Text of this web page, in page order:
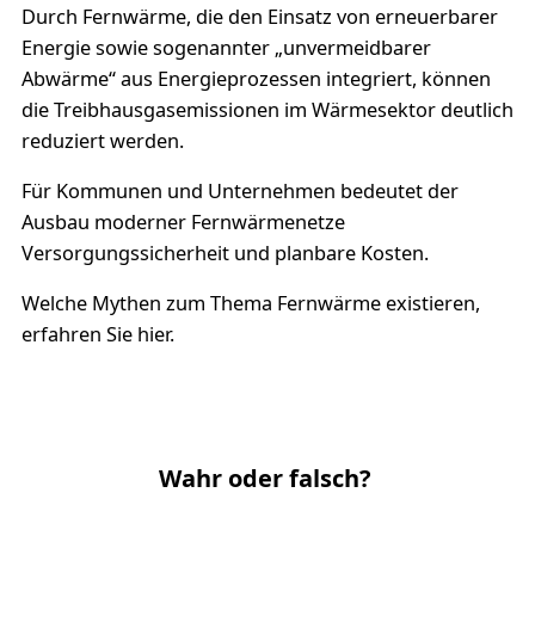
Durch Fernwärme, die den Einsatz von erneuerbarer
Energie sowie sogenannter „unvermeidbarer
Abwärme“ aus Energieprozessen integriert, können
die Treibhausgasemissionen im Wärmesektor deutlich
reduziert werden.
Für Kommunen und Unternehmen bedeutet der
Ausbau moderner Fernwärmenetze
Versorgungssicherheit und planbare Kosten.
Welche Mythen zum Thema Fernwärme existieren,
erfahren Sie hier.
Wahr oder falsch?